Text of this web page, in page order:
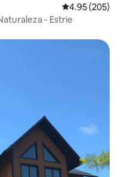
Calificación
4.95 (205)
- Estrie